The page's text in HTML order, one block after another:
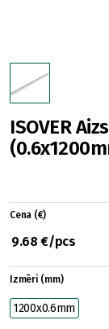
ISOVER
Cena (€)
9.68 €/pcs
Izmēri (mm)
1200x0.6mm